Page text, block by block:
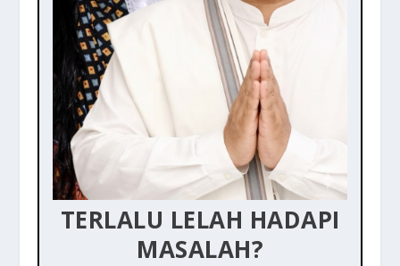
TERLALU LELAH HADAPI
MASALAH?